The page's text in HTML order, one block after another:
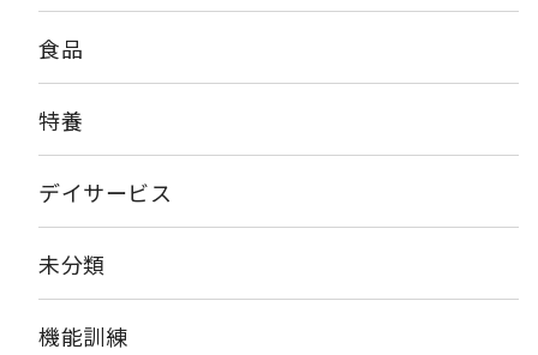
食品
特養
デイサービス
未分類
機能訓練